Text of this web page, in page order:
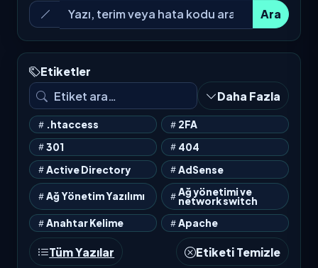
Ara
Etiketler
Daha Fazla
.htaccess
2FA
301
404
Active Directory
AdSense
Ağ Yönetim Yazılımı Ağ yönetimi ve
network switch
Anahtar Kelime
Apache
Tüm Yazılar Etiketi Temizle